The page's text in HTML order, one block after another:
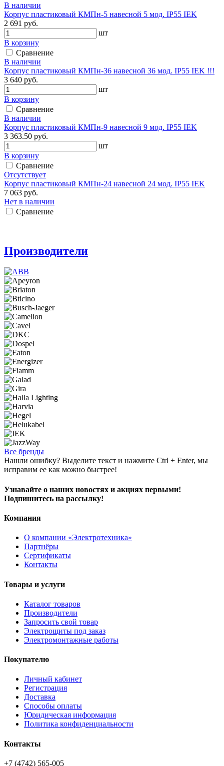
В наличии
Корпус пластиковый КМПн-5 навесной 5 мод. IP55 IEK
2 691 руб.
шт
В корзину
Сравнение
В наличии
Корпус пластиковый КМПн-36 навесной 36 мод. IP55 IEK !!!
3 640 руб.
шт
В корзину
Сравнение
В наличии
Корпус пластиковый КМПн-9 навесной 9 мод. IP55 IEK
3 363.50 руб.
шт
В корзину
Сравнение
Отсутствует
Корпус пластиковый КМПн-24 навесной 24 мод. IP55 IEK
7 063 руб.
Нет в наличии
Сравнение
Производители
Все бренды
Нашли ошибку? Выделите текст и нажмите Ctrl + Enter, мы
исправим ее как можно быстрее!
Узнавайте о наших новостях и акциях первыми!
Подпишитесь на рассылку!
Компания
О компании «Электротехника»
Партнёры
Сертификаты
Контакты
Товары и услуги
Каталог товаров
Производители
Запросить свой товар
Электрощиты под заказ
Электромонтажные работы
Покупателю
Личный кабинет
Регистрация
Доставка
Способы оплаты
Юридическая информация
Политика конфиденциальности
Контакты
+7 (4742) 565-005